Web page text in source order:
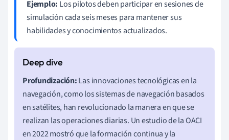
Ejemplo: Los pilotos deben participar en sesiones de
simulación cada seis meses para mantener sus
habilidades y conocimientos actualizados.
Profundización:Las innovaciones tecnológicas en la
navegación, como los sistemas de navegación basados
en satélites, han revolucionado la manera en que se
realizan las operaciones diarias. Un estudio de la OACI
en 2022 mostró que la formación continua y la